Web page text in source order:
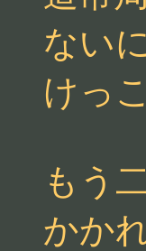
ない
けっ
もう
かか